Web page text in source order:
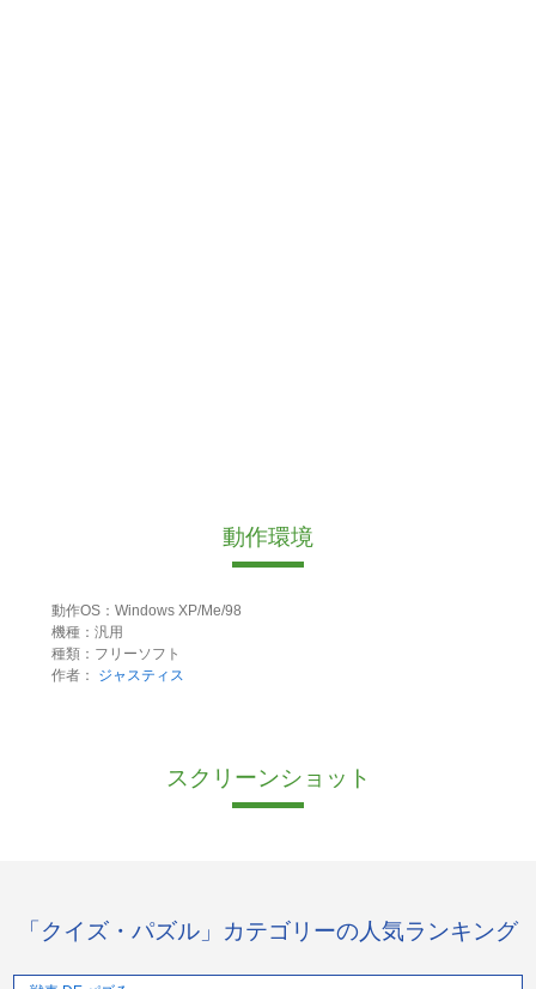
動作環境
動作OS：Windows XP/Me/98
機種：汎用
種類：フリーソフト
作者：
ジャスティス
スクリーンショット
「クイズ・パズル」カテゴリーの人気ランキング